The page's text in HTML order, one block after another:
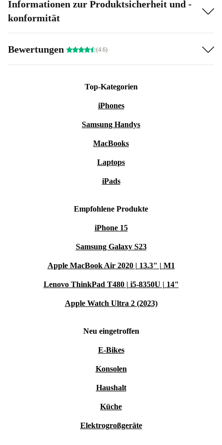
Informationen zur Produktsicherheit und -
konformität
Bewertungen (4.6)
Top-Kategorien
iPhones
Samsung Handys
MacBooks
Laptops
iPads
Empfohlene Produkte
iPhone 15
Samsung Galaxy S23
Apple MacBook Air 2020 | 13.3" | M1
Lenovo ThinkPad T480 | i5-8350U | 14"
Apple Watch Ultra 2 (2023)
Neu eingetroffen
E-Bikes
Konsolen
Haushalt
Küche
Elektrogroßgeräte